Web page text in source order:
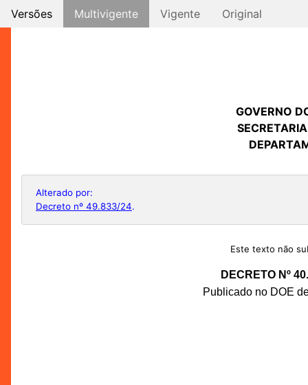
Versões Multivigente Vigente Original
GOVERNO
Alterado por:
Decreto nº 49.833/24.
Este texto não
DECRETO Nº
Publicado no DOE